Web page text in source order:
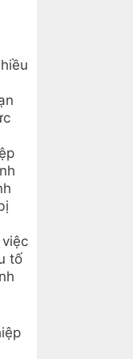
tố